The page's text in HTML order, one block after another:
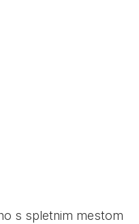
s spletnim mestom